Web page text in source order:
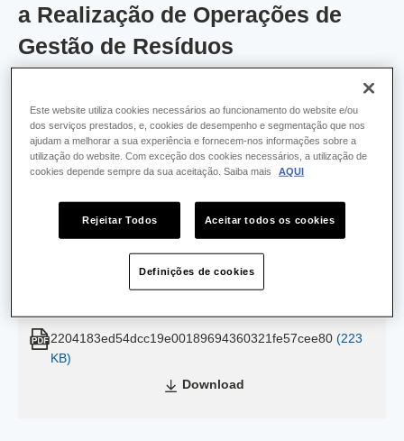
a Realização de Operações de
Gestão de Resíduos
Empresa:VALORSUL - Valorização e
Tratamento de Resíduos Sólidos das Regiões
de Lisboa e do Oeste, SA
Concelho:Vila Franca de Xira
Data de Emissão:12/07/2011
Data de Validade:11/11/2013
2204183ed54dcc19e00189694360321fe57cee80 (223
KB)
Download
Este website utiliza cookies necessários ao funcionamento do website e/ou
dos serviços prestados, e, cookies de desempenho e segmentação que nos
ajudam a melhorar a sua experiência e fornecem-nos informações sobre a
utilização do website. Com exceção dos cookies necessários, a utilização de
cookies depende sempre da sua aceitação. Saiba mais
AQUI
Rejeitar Todos Aceitar todos os cookies
Definições de cookies